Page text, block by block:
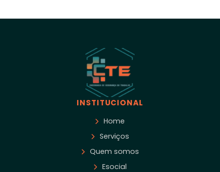
INSTITUCIONAL
Home
Serviços
Quem somos
Esocial